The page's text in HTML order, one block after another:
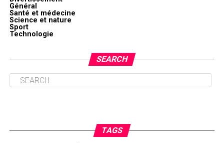
Général
Santé et médecine
Science et nature
Sport
Technologie
SEARCH
TAGS